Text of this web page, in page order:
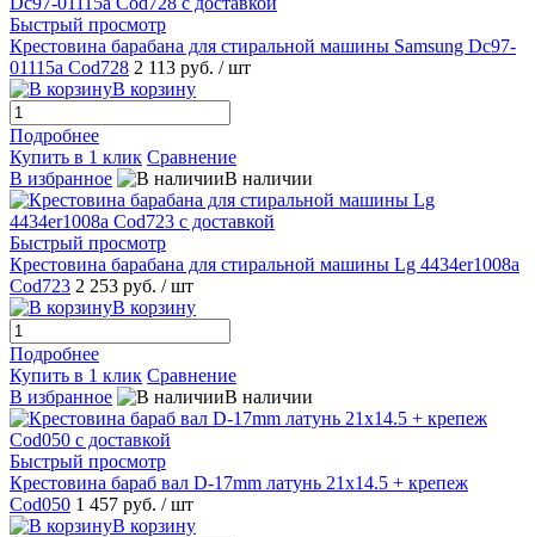
Быстрый просмотр
Крестовина барабана для стиральной машины Samsung Dc97-
01115a Cod728 2 113 руб. / шт
В корзину
Подробнее
Купить в 1 клик Сравнение
В избранное
В наличии
Быстрый просмотр
Крестовина барабана для стиральной машины Lg 4434er1008a
Cod723 2 253 руб. / шт
В корзину
Подробнее
Купить в 1 клик Сравнение
В избранное
В наличии
Быстрый просмотр
Крестовина бараб вал D-17mm латунь 21x14.5 + крепеж
Cod050 1 457 руб. / шт
В корзину